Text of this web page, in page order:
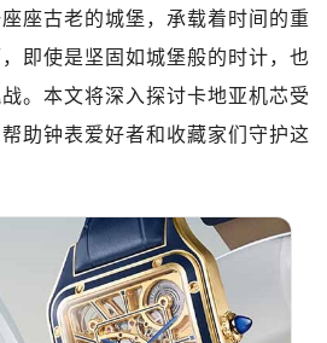
座古老的城堡，承载着时间的重
即使是坚固如城堡般的时计，也
。本文将深入探讨卡地亚机芯受
助钟表爱好者和收藏家们守护这